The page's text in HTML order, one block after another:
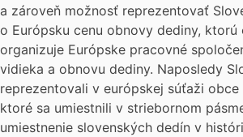
a zároveň možnosť reprezentovať
o Európsku cenu obnovy dediny, ktorú
organizuje Európske pracovné
vidieka a obnovu dediny. Naposledy
reprezentovali v európskej súťaži obce
ktoré sa umiestnili v striebornom
umiestnenie slovenských dedín v